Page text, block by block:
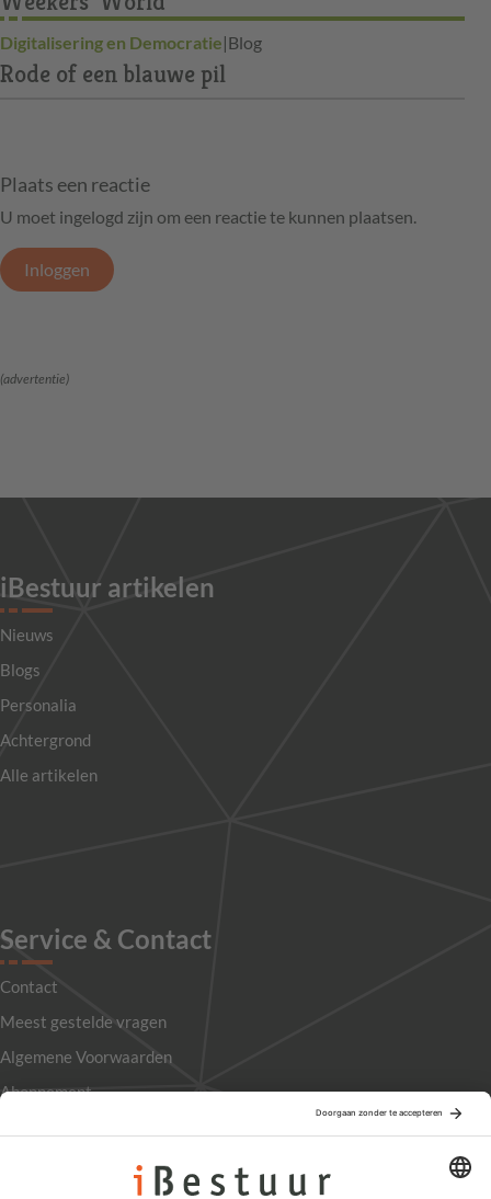
Digitalisering en Democratie|Blog
Rode of een blauwe pil
Plaats een reactie
U moet ingelogd zijn om een reactie te kunnen plaatsen.
Inloggen
(advertentie)
iBestuur artikelen
Nieuws
Blogs
Personalia
Achtergrond
Alle artikelen
Service & Contact
Contact
Meest gestelde vragen
Algemene Voorwaarden
Abonnement